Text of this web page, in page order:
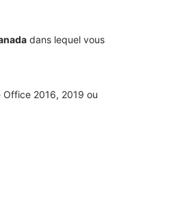
dans lequel vous
2016, 2019 ou